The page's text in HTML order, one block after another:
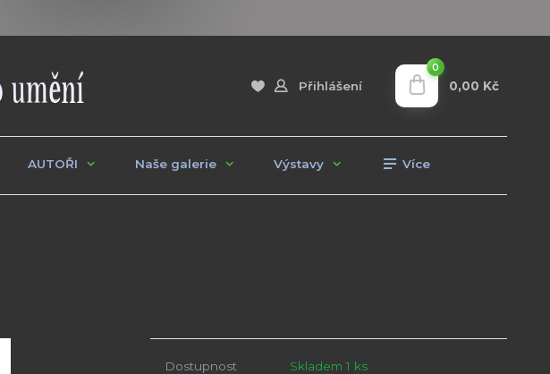
Přihlášení
0
0,00 Kč
AUTOŘI Naše galerie Výstavy Více
Dostupnost Skladem 1 ks